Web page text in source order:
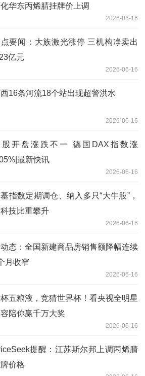
华东丙烯腈挂牌价上调
2026-06-16
要闻：大族激光涨停 三机构净卖出
亿元
2026-06-16
西16条河流18个站出现超警洪水
2026-06-16
股开盘涨跌不一 德国DAX指数涨
最新快讯
2026-06-16
指数定期调仓、纳入多只“大牛股”，
技比重攀升
2026-06-16
态：全国新建商品房销售额降幅连续
月收窄
2026-06-16
五粮液，竞猜世界杯！看央视全明星
陪你赢千万大奖
2026-06-16
提醒：江苏斯尔邦上调丙烯腈
价格